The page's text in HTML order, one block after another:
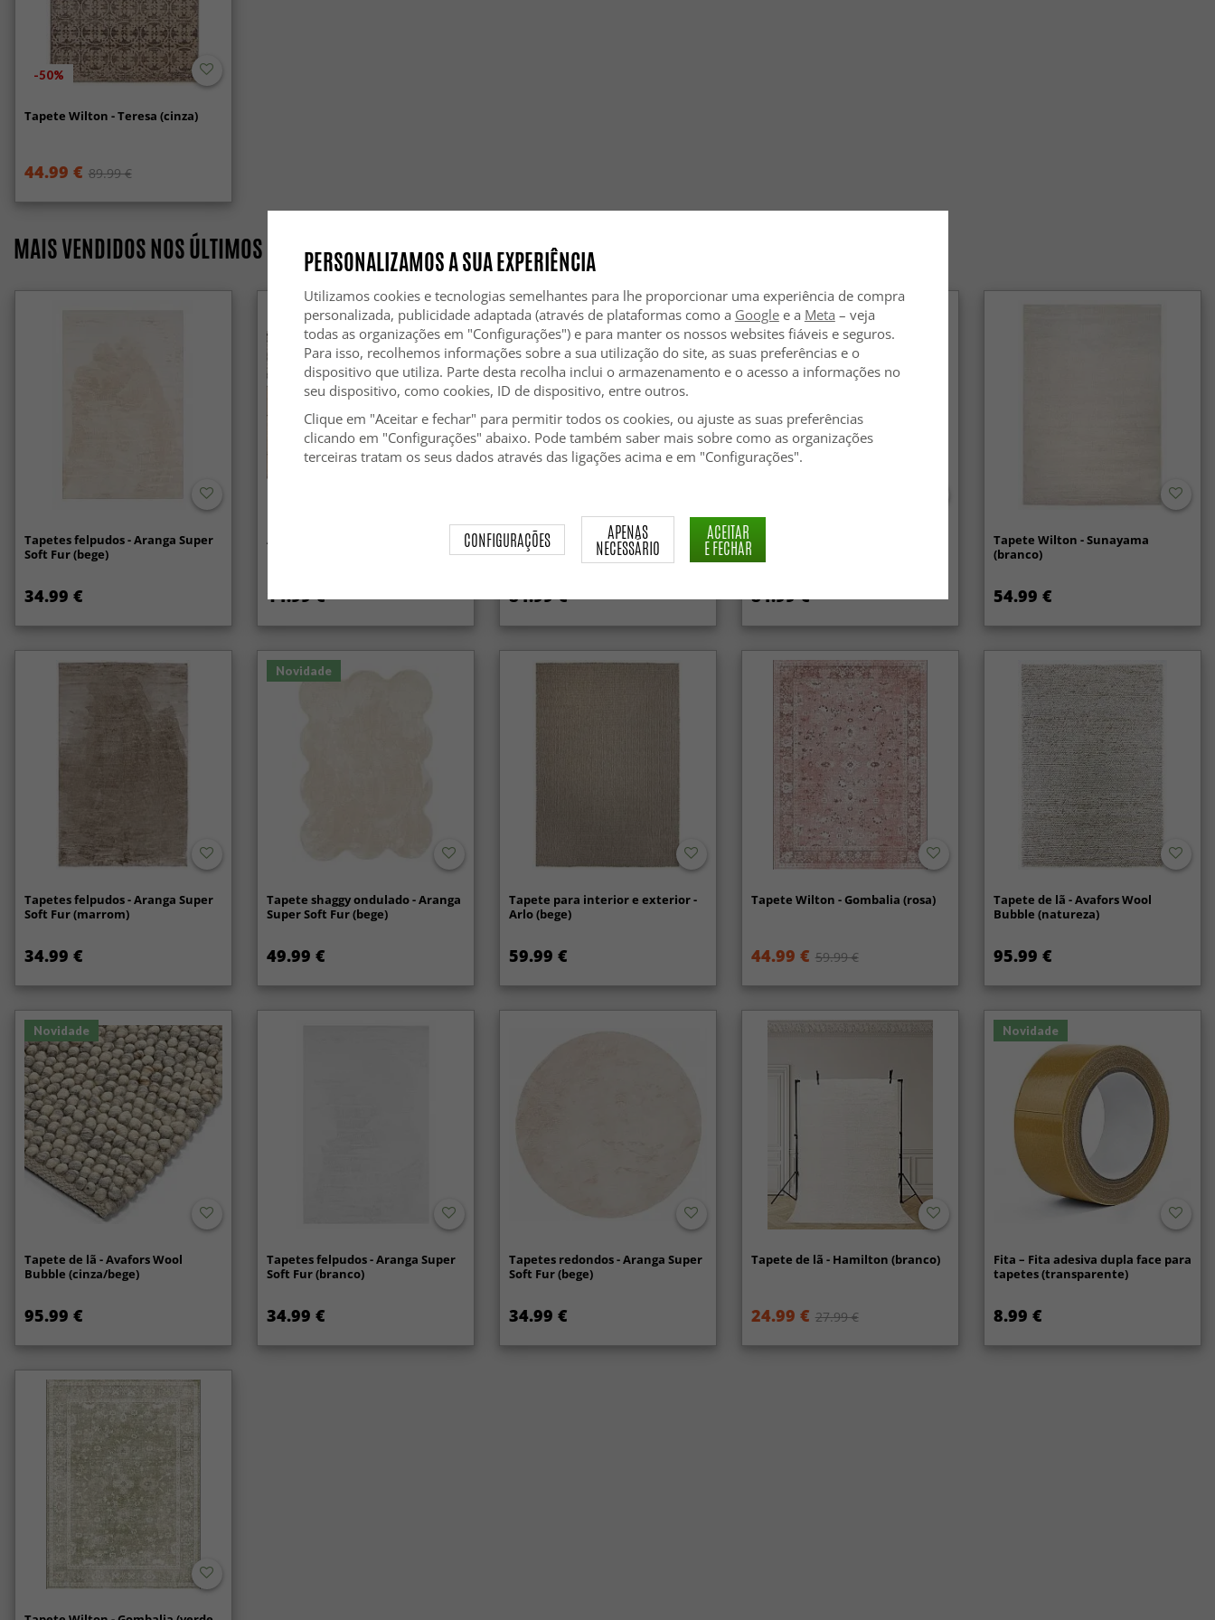
decoração?
-50%
Tapete Wilton - Teresa (cinza)
44.99 € 89.99 €
MAIS VENDIDOS NOS ÚLTIMOS 7 DIAS
Tapetes felpudos - Aranga Super
Soft Fur (bege)
34.99 €
Anti-slip/Halkskydd
14.99 €
Tapete de lã - Avafors Wool
Bubble (bege)
84.99 €
Tapete de lã - Coastal (creme)
84.99 €
Tapete Wilton - Sunayama
(branco)
54.99 €
Tapetes felpudos - Aranga Super
Soft Fur (marrom)
34.99 €
Novidade
Tapete shaggy ondulado - Aranga
Super Soft Fur (bege)
49.99 €
Tapete para interior e exterior -
Arlo (bege)
59.99 €
Tapete Wilton - Gombalia (rosa)
44.99 € 59.99 €
Tapete de lã - Avafors Wool
Bubble (natureza)
95.99 €
Novidade
Tapete de lã - Avafors Wool
Bubble (cinza/bege)
95.99 €
Tapetes felpudos - Aranga Super
Soft Fur (branco)
34.99 €
Tapetes redondos - Aranga Super
Soft Fur (bege)
34.99 €
Tapete de lã - Hamilton (branco)
24.99 € 27.99 €
Novidade
Fita – Fita adesiva dupla face para
tapetes (transparente)
8.99 €
PERSONALIZAMOS A SUA EXPERIÊNCIA
Utilizamos cookies e tecnologias semelhantes para lhe proporcionar uma experiência de compra
personalizada, publicidade adaptada (através de plataformas como a Googlee a Meta – veja
todas as organizações em "Configurações") e para manter os nossos websites fiáveis e seguros.
Para isso, recolhemos informações sobre a sua utilização do site, as suas preferências e o
dispositivo que utiliza. Parte desta recolha inclui o armazenamento e o acesso a informações no
seu dispositivo, como cookies, ID de dispositivo, entre outros.
Clique em "Aceitar e fechar" para permitir todos os cookies, ou ajuste as suas preferências
clicando em "Configurações" abaixo. Pode também saber mais sobre como as organizações
terceiras tratam os seus dados através das ligações acima e em "Configurações".
CONFIGURAÇÕES APENAS
NECESSÁRIO
ACEITAR
E FECHAR